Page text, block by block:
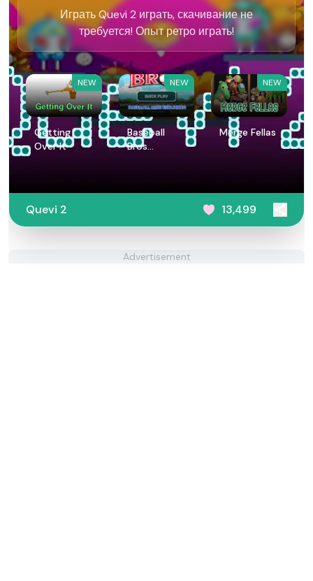
Играть Quevi 2 играть, скачивание не
требуется! Опыт ретро играть!
NEW
Getting
Over It
NEW
Baseball
Bros
NEW
Merge Fellas
Quevi 2 13,499
Advertisement